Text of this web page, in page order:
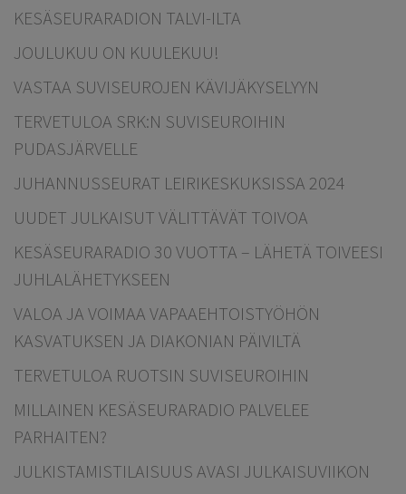
KESÄSEURARADION TALVI-ILTA
JOULUKUU ON KUULEKUU!
VASTAA SUVISEUROJEN KÄVIJÄKYSELYYN
TERVETULOA SRK:N SUVISEUROIHIN
PUDASJÄRVELLE
JUHANNUSSEURAT LEIRIKESKUKSISSA 2024
UUDET JULKAISUT VÄLITTÄVÄT TOIVOA
KESÄSEURARADIO 30 VUOTTA – LÄHETÄ TOIVEESI
JUHLALÄHETYKSEEN
VALOA JA VOIMAA VAPAAEHTOISTYÖHÖN
KASVATUKSEN JA DIAKONIAN PÄIVILTÄ
TERVETULOA RUOTSIN SUVISEUROIHIN
MILLAINEN KESÄSEURARADIO PALVELEE
PARHAITEN?
JULKISTAMISTILAISUUS AVASI JULKAISUVIIKON